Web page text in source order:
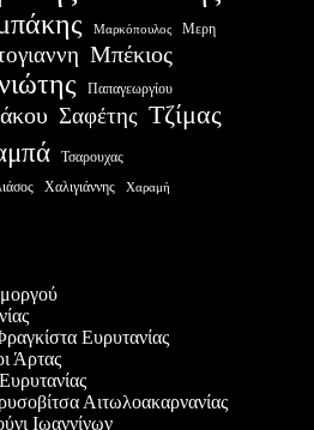
Μαρκόπουλος Μερη
Μπέκιος
Παπαγεωργίου
Σαφέτης Τζίμας
Τσαρουχας
Χαλιγιάννης Χαραμή
Ευρυτανίας
Άρτας
Αιτωλοακαρνανίας
Ιωαννίνων